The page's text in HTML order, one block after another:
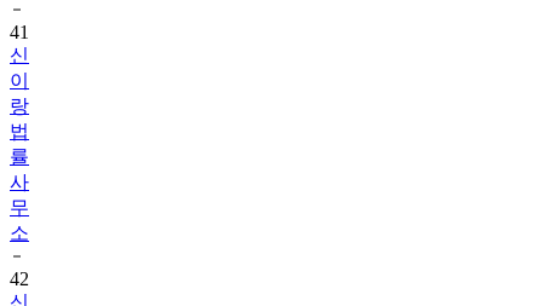
41
신
이
랑
법
률
사
무
소
42
신